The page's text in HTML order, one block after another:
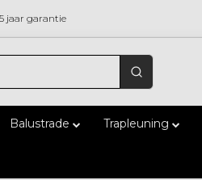
5 jaar garantie
Balustrade Trapleuning